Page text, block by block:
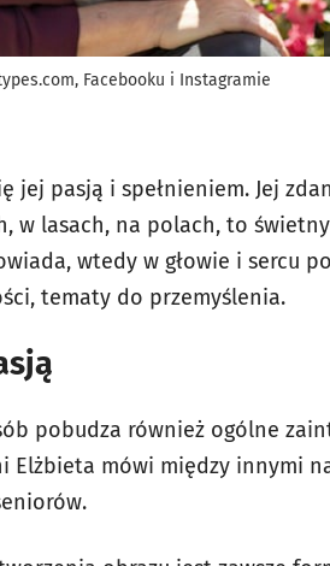
Facebooku i Instagramie
jej pasją i spełnieniem. Jej
w lasach, na polach, to
wtedy w głowie i sercu
tematy do przemyślenia.
pobudza również ogólne
mówi między innymi